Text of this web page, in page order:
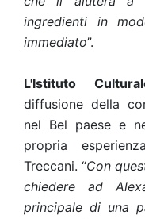
ingredienti in
immediato”.
L'Istituto
diffusione della
nel Bel paese e
propria
Treccani. “Con
chiedere ad
principale di una